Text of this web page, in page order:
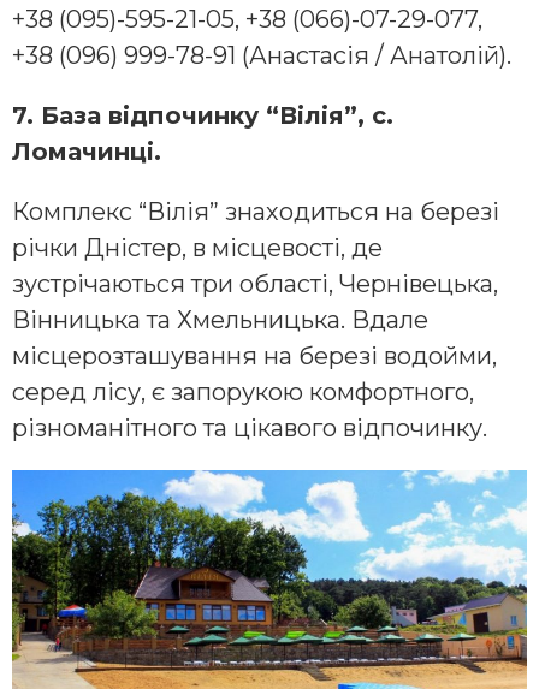
+38 (095)-595-21-05, +38 (066)-07-29-077,
+38 (096) 999-78-91 (Анастасія / Анатолій).
7. База відпочинку “Вілія”, с.
Ломачинці.
Комплекс “Вілія” знаходиться на березі
річки Дністер, в місцевості, де
зустрічаються три області, Чернівецька,
Вінницька та Хмельницька. Вдале
місцерозташування на березі водойми,
серед лісу, є запорукою комфортного,
різноманітного та цікавого відпочинку.